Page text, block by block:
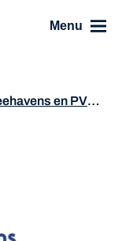
Menu
PVO Oost-Brabant